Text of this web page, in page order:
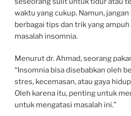
waktu yang cukup. Namun,
berbagai tips dan trik yang
masalah insomnia.
Menurut dr. Ahmad, seorang
“Insomnia bisa disebabkan oleh
stres, kecemasan, atau gaya
Oleh karena itu, penting untuk
untuk mengatasi masalah ini.”